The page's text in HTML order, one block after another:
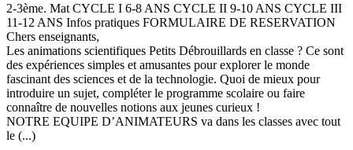
2-3ème. Mat CYCLE I 6-8 ANS CYCLE II 9-10 ANS CYCLE III
11-12 ANS Infos pratiques FORMULAIRE DE RESERVATION
Chers enseignants,
Les animations scientifiques Petits Débrouillards en classe ? Ce sont
des expériences simples et amusantes pour explorer le monde
fascinant des sciences et de la technologie. Quoi de mieux pour
introduire un sujet, compléter le programme scolaire ou faire
connaître de nouvelles notions aux jeunes curieux !
NOTRE EQUIPE D’ANIMATEURS va dans les classes avec tout
le (...)